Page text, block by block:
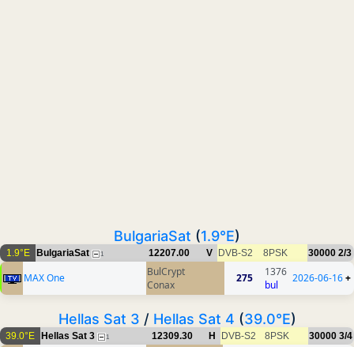
BulgariaSat (1.9°E)
1.9°E BulgariaSat 1 12207.00 V DVB-S2 8PSK 30000 2/3
MAX One
BulCrypt
Conax
275
1376
bul
2026-06-16+
Hellas Sat 3 / Hellas Sat 4 (39.0°E)
39.0°E Hellas Sat 3 1 12309.30 H DVB-S2 8PSK 30000 3/4